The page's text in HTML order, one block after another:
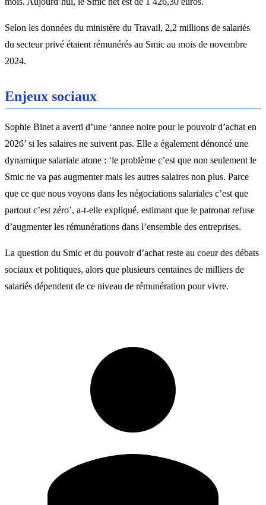
Selon les données du ministère du Travail, 2,2 millions de salariés
du secteur privé étaient rémunérés au Smic au mois de novembre
2024.
Enjeux sociaux
Sophie Binet a averti d’une ‘annee noire pour le pouvoir d’achat en
2026’ si les salaires ne suivent pas. Elle a également dénoncé une
dynamique salariale atone : ‘le problème c’est que non seulement le
Smic ne va pas augmenter mais les autres salaires non plus. Parce
que ce que nous voyons dans les négociations salariales c’est que
partout c’est zéro’, a-t-elle expliqué, estimant que le patronat refuse
d’augmenter les rémunérations dans l’ensemble des entreprises.
La question du Smic et du pouvoir d’achat reste au coeur des débats
sociaux et politiques, alors que plusieurs centaines de milliers de
salariés dépendent de ce niveau de rémunération pour vivre.